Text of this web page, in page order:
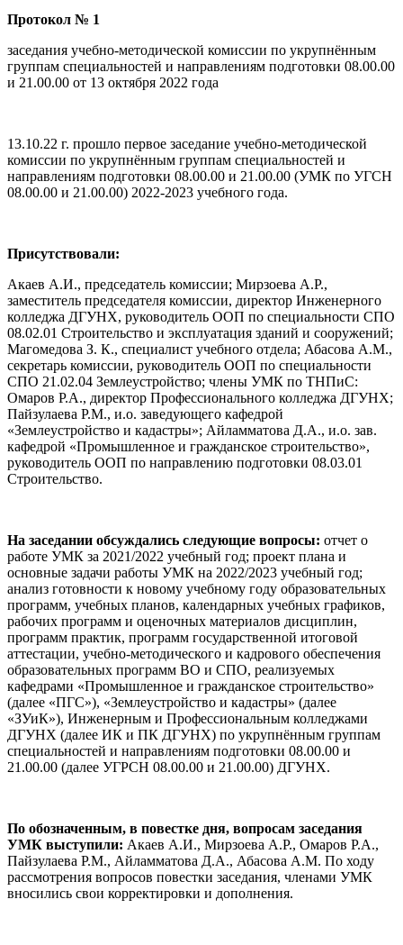
Протокол № 1
заседания учебно-методической комиссии по укрупнённым
группам специальностей и направлениям подготовки 08.00.00
и 21.00.00 от 13 октября 2022 года
13.10.22 г. прошло первое заседание учебно-методической
комиссии по укрупнённым группам специальностей и
направлениям подготовки 08.00.00 и 21.00.00 (УМК по УГСН
08.00.00 и 21.00.00) 2022-2023 учебного года.
Присутствовали:
Акаев А.И., председатель комиссии; Мирзоева А.Р.,
заместитель председателя комиссии, директор Инженерного
колледжа ДГУНХ, руководитель ООП по специальности СПО
08.02.01 Строительство и эксплуатация зданий и сооружений;
Магомедова З. К., специалист учебного отдела; Абасова А.М.,
секретарь комиссии, руководитель ООП по специальности
СПО 21.02.04 Землеустройство; члены УМК по ТНПиС:
Омаров Р.А., директор Профессионального колледжа ДГУНХ;
Пайзулаева Р.М., и.о. заведующего кафедрой
«Землеустройство и кадастры»; Айламматова Д.А., и.о. зав.
кафедрой «Промышленное и гражданское строительство»,
руководитель ООП по направлению подготовки 08.03.01
Строительство.
На заседании обсуждались следующие вопросы: отчет о
работе УМК за 2021/2022 учебный год; проект плана и
основные задачи работы УМК на 2022/2023 учебный год;
анализ готовности к новому учебному году образовательных
программ, учебных планов, календарных учебных графиков,
рабочих программ и оценочных материалов дисциплин,
программ практик, программ государственной итоговой
аттестации, учебно-методического и кадрового обеспечения
образовательных программ ВО и СПО, реализуемых
кафедрами «Промышленное и гражданское строительство»
(далее «ПГС»), «Землеустройство и кадастры» (далее
«ЗУиК»), Инженерным и Профессиональным колледжами
ДГУНХ (далее ИК и ПК ДГУНХ) по укрупнённым группам
специальностей и направлениям подготовки 08.00.00 и
21.00.00 (далее УГРСН 08.00.00 и 21.00.00) ДГУНХ.
По обозначенным, в повестке дня, вопросам заседания
УМК выступили: Акаев А.И., Мирзоева А.Р., Омаров Р.А.,
Пайзулаева Р.М., Айламматова Д.А., Абасова А.М. По ходу
рассмотрения вопросов повестки заседания, членами УМК
вносились свои корректировки и дополнения.